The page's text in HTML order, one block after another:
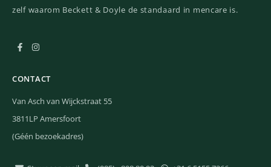
zelf waarom Beckett & Doyle de standaard in mencare is.
CONTACT
Van Asch van Wijckstraat 55
3811LP Amersfoort
(Géén bezoekadres)